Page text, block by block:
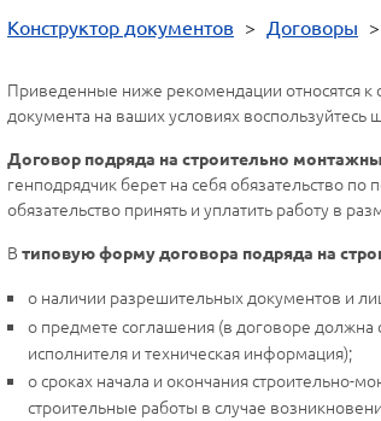
Конструктор документов > Договоры >
Приведенные ниже рекомендации относятся к
документа на ваших условиях
Договор подряда на строительно
генподрядчик берет на себя обязательство
обязательство принять и уплатить работу в
В типовую форму договора подряда на
о наличии разрешительных документов и
о предмете соглашения (в договоре должна
исполнителя и техническая информация);
о сроках начала и окончания строительно-
строительные работы в случае